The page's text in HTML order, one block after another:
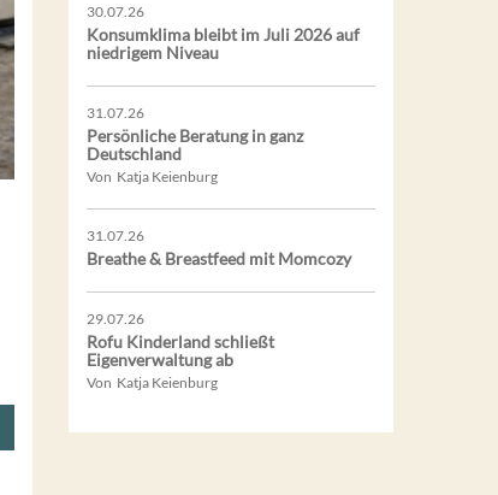
30.07.26
Konsumklima bleibt im Juli 2026 auf
niedrigem Niveau
31.07.26
Persönliche Beratung in ganz
Deutschland
Von Katja Keienburg
31.07.26
Breathe & Breastfeed mit Momcozy
29.07.26
Rofu Kinderland schließt
Eigenverwaltung ab
Von Katja Keienburg